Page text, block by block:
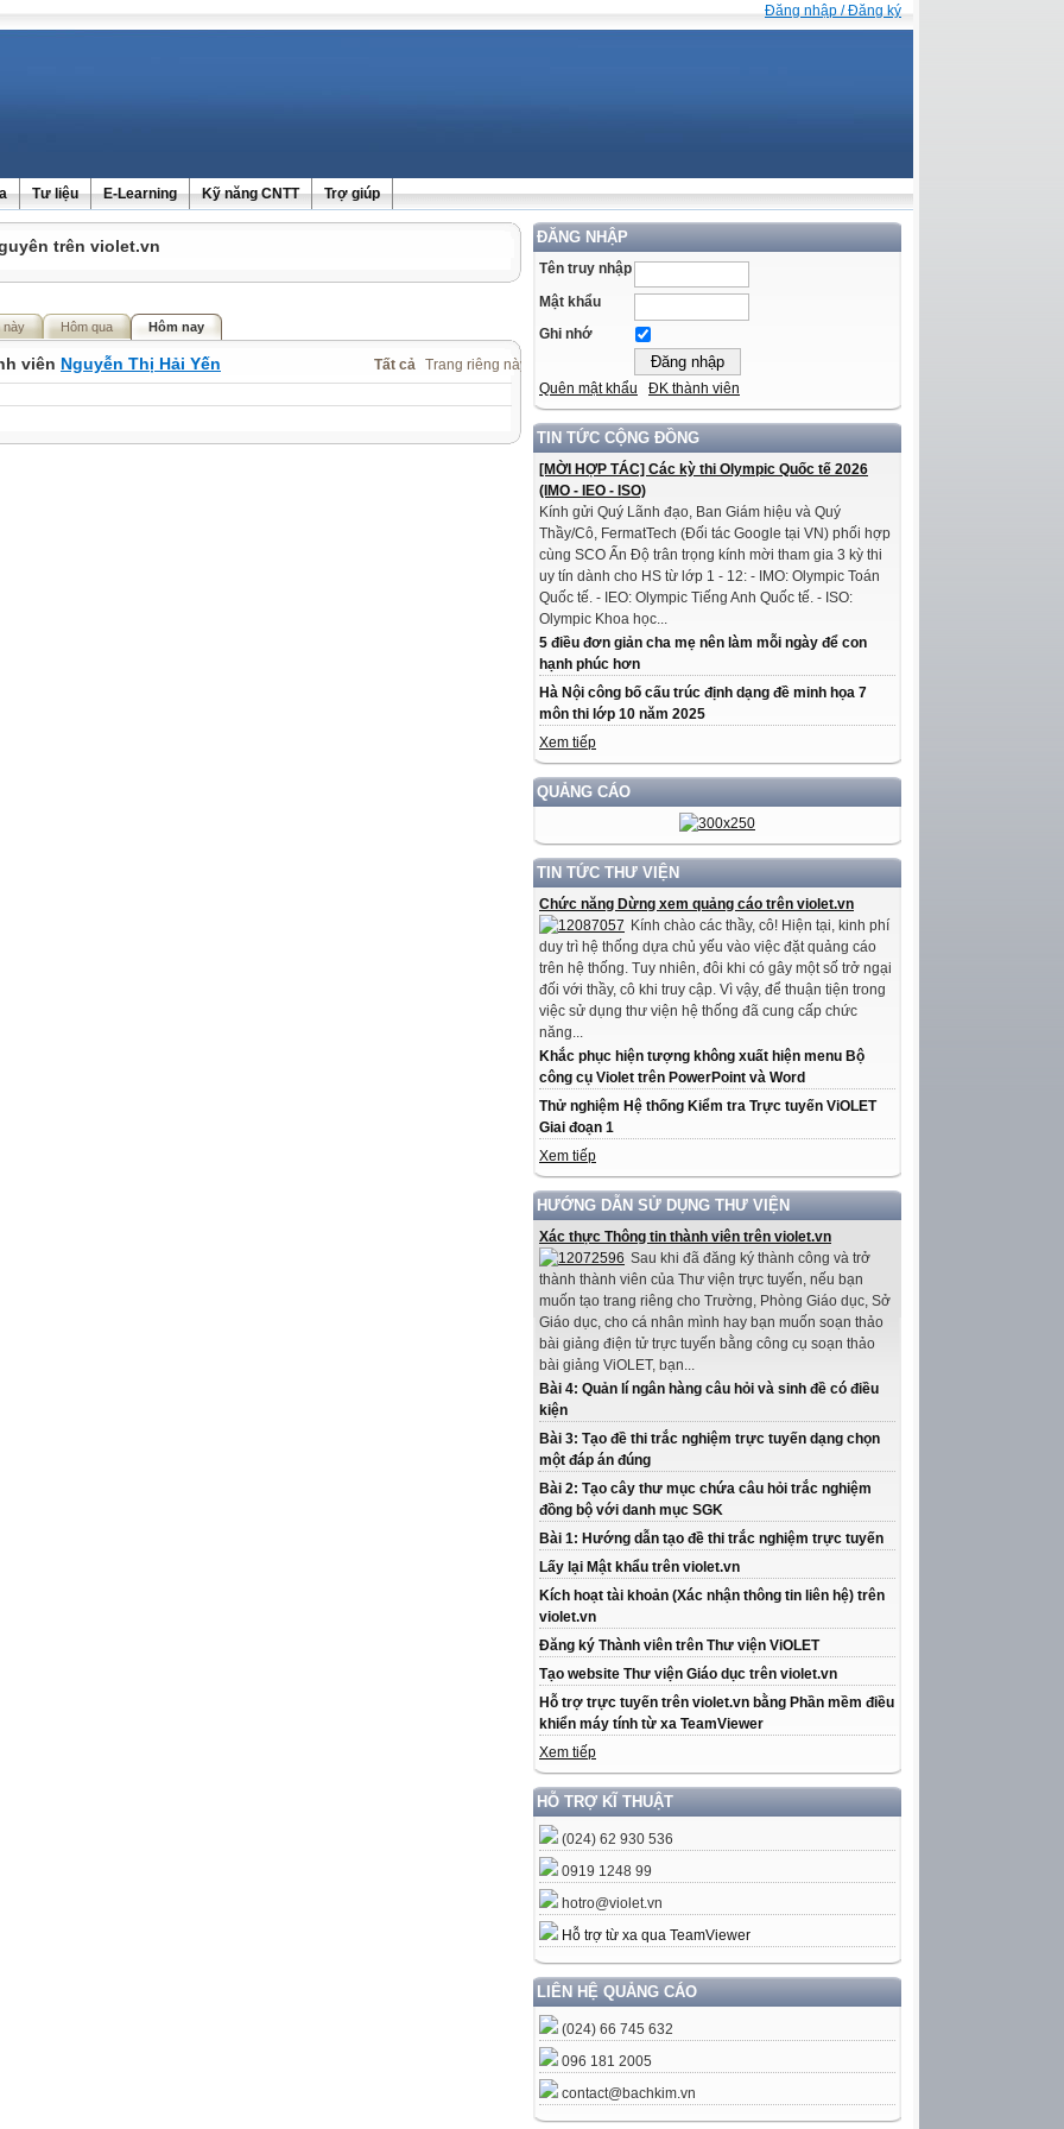
Đăng nhập / Đăng ký
Tư liệu E-Learning Kỹ năng CNTT Trợ giúp
ĐĂNG NHẬP
Tên truy nhập
Mật khẩu
Ghi nhớ
Quên mật khẩu ĐK thành viên
TIN TỨC CỘNG ĐỒNG
[MỜI HỢP TÁC] Các kỳ thi Olympic Quốc tế 2026
(IMO - IEO - ISO)
Kính gửi Quý Lãnh đạo, Ban Giám hiệu và Quý
Thầy/Cô, FermatTech (Đối tác Google tại VN) phối hợp
cùng SCO Ấn Độ trân trọng kính mời tham gia 3 kỳ thi
uy tín dành cho HS từ lớp 1 - 12: - IMO: Olympic Toán
Quốc tế. - IEO: Olympic Tiếng Anh Quốc tế. - ISO:
Olympic Khoa học...
5 điều đơn giản cha mẹ nên làm mỗi ngày để con
hạnh phúc hơn
Hà Nội công bố cấu trúc định dạng đề minh họa 7
môn thi lớp 10 năm 2025
Xem tiếp
QUẢNG CÁO
TIN TỨC THƯ VIỆN
Chức năng Dừng xem quảng cáo trên violet.vn
Kính chào các thầy, cô! Hiện tại, kinh phí
duy trì hệ thống dựa chủ yếu vào việc đặt quảng cáo
trên hệ thống. Tuy nhiên, đôi khi có gây một số trở ngại
đối với thầy, cô khi truy cập. Vì vậy, để thuận tiện trong
việc sử dụng thư viện hệ thống đã cung cấp chức
năng...
Khắc phục hiện tượng không xuất hiện menu Bộ
công cụ Violet trên PowerPoint và Word
Thử nghiệm Hệ thống Kiểm tra Trực tuyến ViOLET
Giai đoạn 1
Xem tiếp
HƯỚNG DẪN SỬ DỤNG THƯ VIỆN
Xác thực Thông tin thành viên trên violet.vn
Sau khi đã đăng ký thành công và trở
thành thành viên của Thư viện trực tuyến, nếu bạn
muốn tạo trang riêng cho Trường, Phòng Giáo dục, Sở
Giáo dục, cho cá nhân mình hay bạn muốn soạn thảo
bài giảng điện tử trực tuyến bằng công cụ soạn thảo
bài giảng ViOLET, bạn...
Bài 4: Quản lí ngân hàng câu hỏi và sinh đề có điều
kiện
Bài 3: Tạo đề thi trắc nghiệm trực tuyến dạng chọn
một đáp án đúng
Bài 2: Tạo cây thư mục chứa câu hỏi trắc nghiệm
đồng bộ với danh mục SGK
Bài 1: Hướng dẫn tạo đề thi trắc nghiệm trực tuyến
Lấy lại Mật khẩu trên violet.vn
Kích hoạt tài khoản (Xác nhận thông tin liên hệ) trên
violet.vn
Đăng ký Thành viên trên Thư viện ViOLET
Tạo website Thư viện Giáo dục trên violet.vn
Hỗ trợ trực tuyến trên violet.vn bằng Phần mềm điều
khiển máy tính từ xa TeamViewer
Xem tiếp
HỖ TRỢ KĨ THUẬT
(024) 62 930 536
0919 1248 99
hotro@violet.vn
Hỗ trợ từ xa qua TeamViewer
LIÊN HỆ QUẢNG CÁO
(024) 66 745 632
096 181 2005
contact@bachkim.vn
trên violet.vn
này Hôm qua Hôm nay
Tất cả Trang riêng này
viên Nguyễn Thị Hải Yến